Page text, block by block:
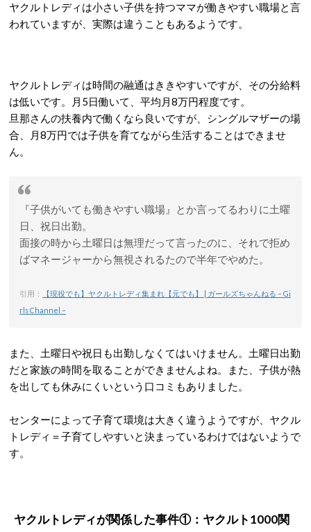
ヤクルトレディは小さい子供を持つママが働きやすい職場と言
われていますが、実際は違うこともあるようです。
ヤクルトレディは時間の融通はききやすいですが、その分給料
は低いです。月5日働いて、平均月8万円程度です。
旦那さんの扶養内で働くなら良いですが、シングルマザーの場
合、月8万円では子供を育てながら生活することはできませ
ん。
『子供がいても働きやすい職場』とか言ってるわりに土曜
日、祝日出勤。
面接の時から土曜日は無理だって言ったのに、それで拒め
ばマネージャーから無視されるたので半年でやめた。
引用：
【現役でも】ヤクルトレディ集まれ【元でも】 | ガールズちゃんねる – Gi
rls Channel –
また、土曜日や祝日も出勤しなくてはいけません。土曜日出勤
だと家族の時間を取ることができませんよね。また、子供が熱
を出しても休みにくいという口コミもありました。
センターによって子育て環境は大きく違うようですが、ヤクル
トレディ＝子育てしやすいと決まっているわけではないようで
す。
ヤクルトレディが関係した事件①：ヤクルト1000関